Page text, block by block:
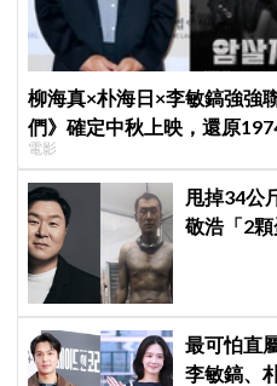
柳海真×朴海日×李敏鎬強強
們》確定中秋上映，還原
電影
甩掉34公
敬浩「2
最可怕直
李敏鎬、